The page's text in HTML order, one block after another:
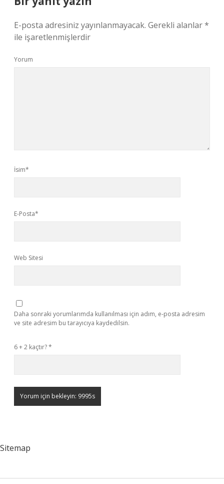
E-posta adresiniz yayınlanmayacak. Gerekli alanlar*
ile işaretlenmişlerdir
Yorum
İsim*
E-Posta*
Web Sitesi
Daha sonraki yorumlarımda kullanılması için adım, e-posta adresim
ve site adresim bu tarayıcıya kaydedilsin.
6 + 2 kaçtır?*
Sitemap